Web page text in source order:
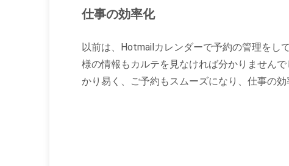
仕事の効率化
以前は、Hotmailカレンダーで予約の管理をし
様の情報もカルテを見なければ分かりません
かり易く、ご予約もスムーズになり、仕事の効